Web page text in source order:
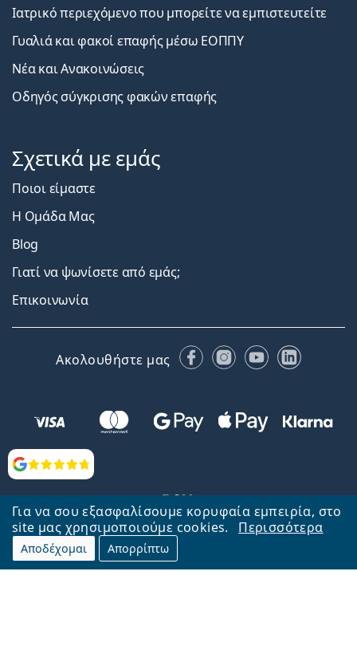
Για να σου εξασφαλίσουμε κορυφαία εμπειρία, στο
site μας χρησιμοποιούμε cookies.
Περισσότερα
Αποδέχομαι Απορρίπτω
Αξιολογήσεις
Ιατρικό περιεχόμενο που μπορείτε να εμπιστευτείτε
Γυαλιά και φακοί επαφής μέσω ΕΟΠΠΥ
Νέα και Ανακοινώσεις
Οδηγός σύγκρισης φακών επαφής
Σχετικά με εμάς
Ποιοι είμαστε
Η Ομάδα Μας
Blog
Γιατί να ψωνίσετε από εμάς;
Επικοινωνία
Ακολουθήστε μας FacebookInstagram
YouTubeLinkedIn
Επιστροφή στην αρχική σελίδα